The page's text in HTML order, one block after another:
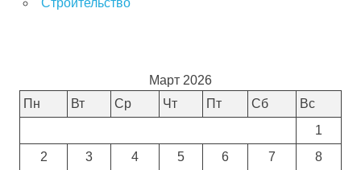
Март 2026
Пн
Вт Ср Чт Пт Сб
Вс
1
2
3 4 5 6 7 8